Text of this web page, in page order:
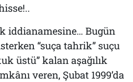
iddianamesine… Bugün
“suça tahrik” suçu
üstü” kalan aşağılık
veren, Şubat 1999’da